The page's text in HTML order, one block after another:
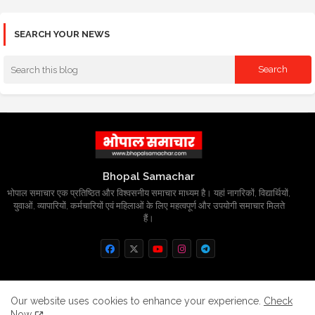
SEARCH YOUR NEWS
Bhopal Samachar
भोपाल समाचार एक प्रतिष्ठित और विश्वसनीय समाचार माध्यम है। यहां नागरिकों, विद्यार्थियों,
युवाओं, व्यापारियों, कर्मचारियों एवं महिलाओं के लिए महत्वपूर्ण और उपयोगी समाचार मिलते
हैं।
Home About Contact us Privacy Policy
Our website uses cookies to enhance your experience. Check